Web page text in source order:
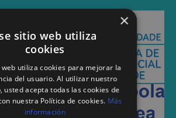
×
sitio web utiliza
cookies
web utiliza cookies para mejorar la
del usuario. Al utilizar nuestro
usted acepta todas las cookies de
nuestra Política de cookies. Más
información